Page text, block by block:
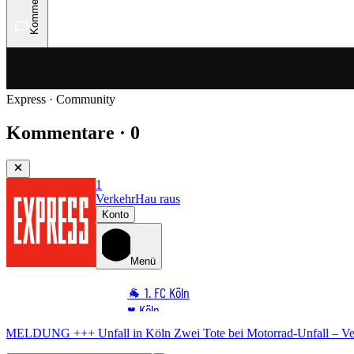
Express · Community
Kommentare · 0
1
VerkehrHau raus
Konto
Menü
🐐 1. FC Köln
♥️ Köln
⭐ Promi
illegales Rennen